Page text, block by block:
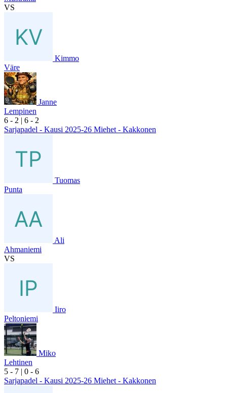
VS
Kimmo
Väre
Janne
Lempinen
6 - 2 | 6 - 2
Sarjapadel - Kausi 2025-26 Miehet - Kakkonen
Tuomas
Punta
Ali
Ahmaniemi
VS
Iiro
Peltoniemi
Miko
Lehtinen
5 - 7 | 0 - 6
Sarjapadel - Kausi 2025-26 Miehet - Kakkonen